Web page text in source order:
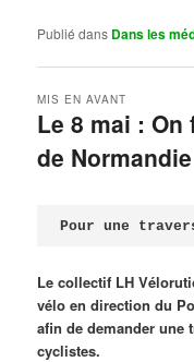
Publié dans Dans les
Le 8 mai :
de
MIS EN AVANT
Pour une
Le collectif LH
vélo en direction du
afin de demander une
cyclistes.